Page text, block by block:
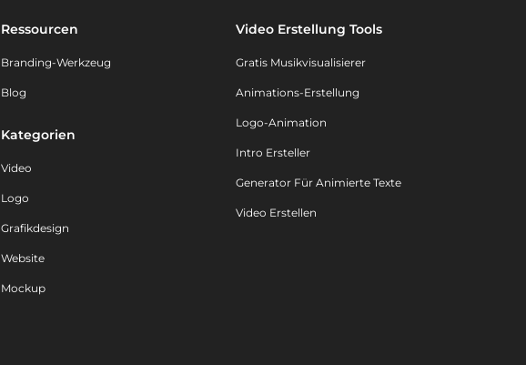
Ressourcen
Branding-Werkzeug
Blog
Kategorien
Video
Logo
Grafikdesign
Website
Mockup
Video Erstellung Tools
Gratis Musikvisualisierer
Animations-Erstellung
Logo-Animation
Intro Ersteller
Generator Für Animierte Texte
Video Erstellen